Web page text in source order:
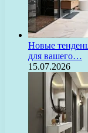
Новые
для вашего…
15.07.2026